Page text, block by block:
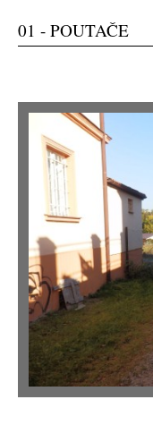
01 - POUTAČE